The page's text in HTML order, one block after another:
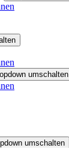
umschalten
umschalten